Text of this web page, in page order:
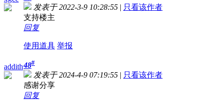
发表于 2022-3-9 10:28:55 | 只看该作者
支持楼主
回复
使用道具 举报
addith48#
发表于 2024-4-9 07:19:55 | 只看该作者
感谢分享
回复